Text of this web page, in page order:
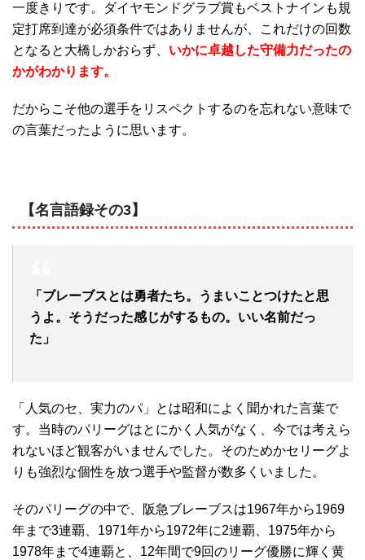
一度きりです。ダイヤモンドグラブ賞もベストナインも規
定打席到達が必須条件ではありませんが、これだけの回数
となると大橋しかおらず、 いかに卓越した守備力だったの
かがわかります。
だからこそ他の選手をリスペクトするのを忘れない意味で
の言葉だったように思います。
【名言語録その3】
「ブレーブスとは勇者たち。うまいことつけたと思
うよ。そうだった感じがするもの。いい名前だっ
た」
「人気のセ、実力のパ」とは昭和によく聞かれた言葉で
す。当時のパリーグはとにかく人気がなく、今では考えら
れないほど観客がいませんでした。そのためかセリーグよ
りも強烈な個性を放つ選手や監督が数多くいました。
そのパリーグの中で、阪急ブレーブスは1967年から1969
年まで3連覇、1971年から1972年に2連覇、1975年から
1978年まで4連覇と、12年間で9回のリーグ優勝に輝く黄